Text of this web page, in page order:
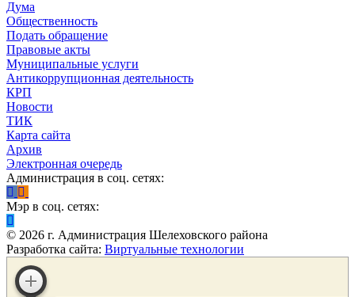
Дума
Общественность
Подать обращение
Правовые акты
Муниципальные услуги
Антикоррупционная деятельность
КРП
Новости
ТИК
Карта сайта
Архив
Электронная очередь
Администрация в соц. сетях:
Мэр в соц. сетях:
© 2026 г. Администрация Шелеховского района
Разработка сайта: Виртуальные технологии